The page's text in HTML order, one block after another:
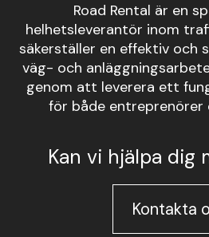
Road Rental är en
helhetsleverantör inom
säkerställer en effektiv och
väg- och
genom att leverera ett
för både entreprenörer
Kan vi hjälpa dig
Kontakta